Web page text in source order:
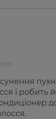
і робить